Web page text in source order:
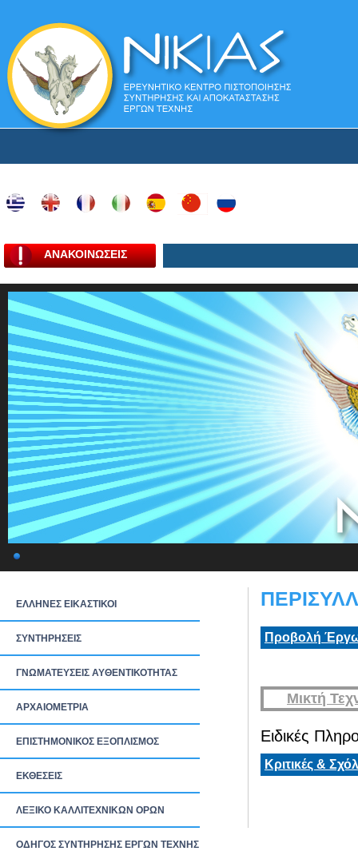
ΑΝΑΚΟΙΝΩΣΕΙΣ
ΕΛΛΗΝΕΣ ΕΙΚΑΣΤΙΚΟΙ
ΣΥΝΤΗΡΗΣΕΙΣ
ΓΝΩΜΑΤΕΥΣΕΙΣ ΑΥΘΕΝΤΙΚΟΤΗΤΑΣ
ΑΡΧΑΙΟΜΕΤΡΙΑ
ΕΠΙΣΤΗΜΟΝΙΚΟΣ ΕΞΟΠΛΙΣΜΟΣ
ΕΚΘΕΣΕΙΣ
ΛΕΞΙΚΟ ΚΑΛΛΙΤΕΧΝΙΚΩΝ ΟΡΩΝ
ΟΔΗΓΟΣ ΣΥΝΤΗΡΗΣΗΣ ΕΡΓΩΝ ΤΕΧΝΗΣ
Προβολή
Μικτή
Ειδικές
Κριτικές &